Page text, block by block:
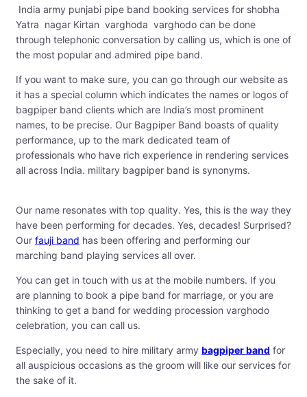
India army punjabi pipe band booking services for shobha
Yatra nagar Kirtan varghoda varghodo can be done
through telephonic conversation by calling us, which is one of
the most popular and admired pipe band.
If you want to make sure, you can go through our website as
it has a special column which indicates the names or logos of
bagpiper band clients which are India’s most prominent
names, to be precise. Our Bagpiper Band boasts of quality
performance, up to the mark dedicated team of
professionals who have rich experience in rendering services
all across India. military bagpiper band is synonyms.
Our name resonates with top quality. Yes, this is the way they
have been performing for decades. Yes, decades! Surprised?
Our fauji band has been offering and performing our
marching band playing services all over.
You can get in touch with us at the mobile numbers. If you
are planning to book a pipe band for marriage, or you are
thinking to get a band for wedding procession varghodo
celebration, you can call us.
Especially, you need to hire military army bagpiper band for
all auspicious occasions as the groom will like our services for
the sake of it.